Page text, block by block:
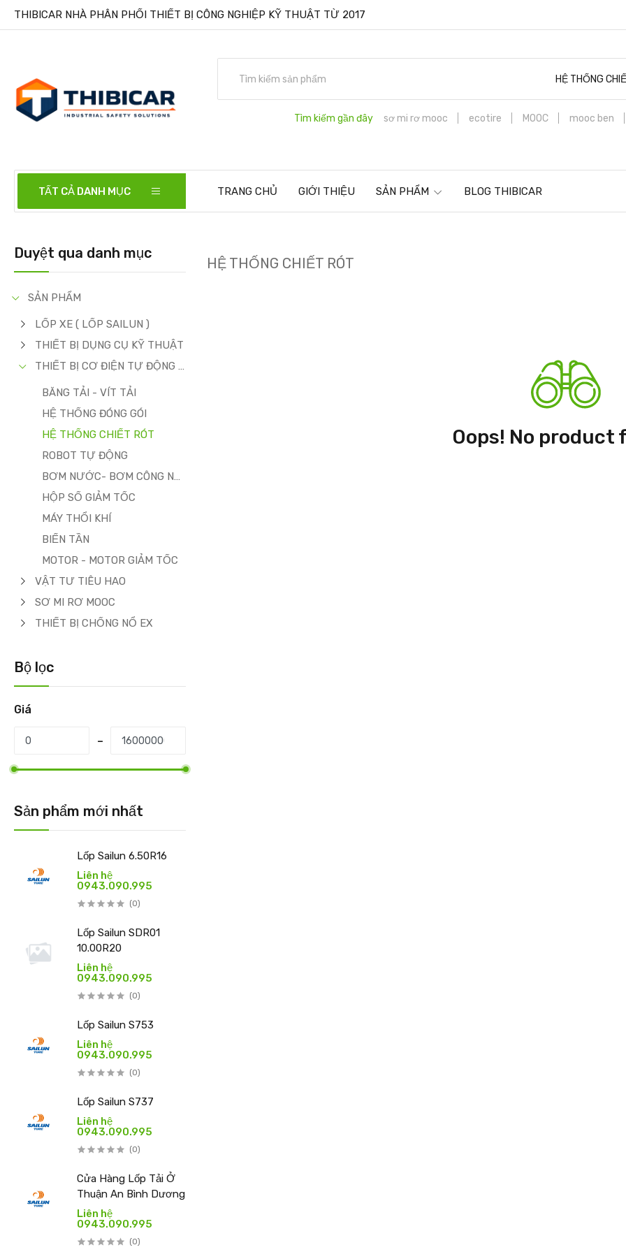
THIBICAR NHÀ PHÂN PHỐI THIẾT BỊ CÔNG NGHIỆP KỸ THUẬT TỪ 2017
HỆ THỐNG
Tìm kiếm gần đây sơ mi rơ mooc ecotire MOOC mooc ben
TẤT CẢ DANH MỤC TRANG CHỦ GIỚI THIỆU SẢN PHẨM BLOG THIBICAR
Duyệt qua danh mục
SẢN PHẨM
LỐP XE ( LỐP SAILUN )
THIẾT BỊ DỤNG CỤ KỸ THUẬT
THIẾT BỊ CƠ ĐIỆN TỰ ĐỘNG HÓA
BĂNG TẢI - VÍT TẢI
HỆ THỐNG ĐÓNG GÓI
HỆ THỐNG CHIẾT RÓT
ROBOT TỰ ĐỘNG
BƠM NƯỚC- BƠM CÔNG NGHIỆP
HỘP SỐ GIẢM TỐC
MÁY THỔI KHÍ
BIẾN TẦN
MOTOR - MOTOR GIẢM TỐC
VẬT TƯ TIÊU HAO
SƠ MI RƠ MOOC
THIẾT BỊ CHỐNG NỔ EX
Bộ lọc
Giá
Sản phẩm mới nhất
Lốp Sailun 6.50R16
Liên hệ
0943.090.995
(0)
Lốp Sailun SDR01
10.00R20
Liên hệ
0943.090.995
(0)
Lốp Sailun S753
Liên hệ
0943.090.995
(0)
Lốp Sailun S737
Liên hệ
0943.090.995
(0)
Cửa Hàng Lốp Tải Ở
Thuận An Bình Dương
Liên hệ
0943.090.995
(0)
HỆ THỐNG CHIẾT RÓT
Oops! No product